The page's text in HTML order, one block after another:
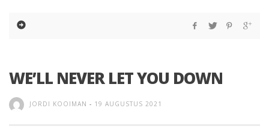
WE’LL NEVER LET YOU DOWN
JORDI KOOIMAN - 19 AUGUSTUS 2021